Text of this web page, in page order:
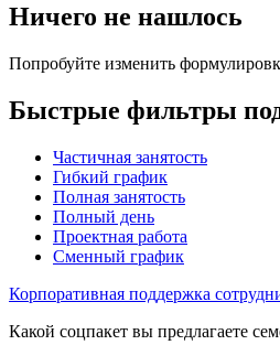
Ничего не нашлось
Попробуйте изменить
Быстрые фильтры
Частичная занятость
Гибкий график
Полная занятость
Полный день
Проектная работа
Сменный график
Корпоративная поддержка
Какой соцпакет вы предлагаете